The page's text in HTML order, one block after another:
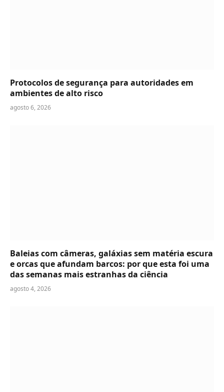
Protocolos de segurança para autoridades em
ambientes de alto risco
agosto 6, 2026
Baleias com câmeras, galáxias sem matéria escura
e orcas que afundam barcos: por que esta foi uma
das semanas mais estranhas da ciência
agosto 4, 2026